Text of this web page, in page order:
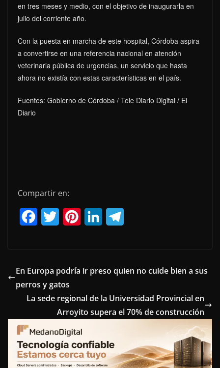
en tres meses y medio, con el objetivo de inaugurarla en
julio del corriente año.
Con la puesta en marcha de este hospital, Córdoba aspira
a convertirse en una referencia nacional en atención
veterinaria pública de urgencias, un servicio que hasta
ahora no existía con estas características en el país.
Fuentes: Gobierno de Córdoba / Tele Diario Digital / El
Diario
Compartir en:
e
b
o
o
k
t
t
e
r
t
r
e
s
t
k
d
I
n
e
r
a
En Europa podría ir preso quien no cuide bien a sus
perros y gatos
La sede regional de la Universidad Provincial en
Arroyito supera el 70% de construcción